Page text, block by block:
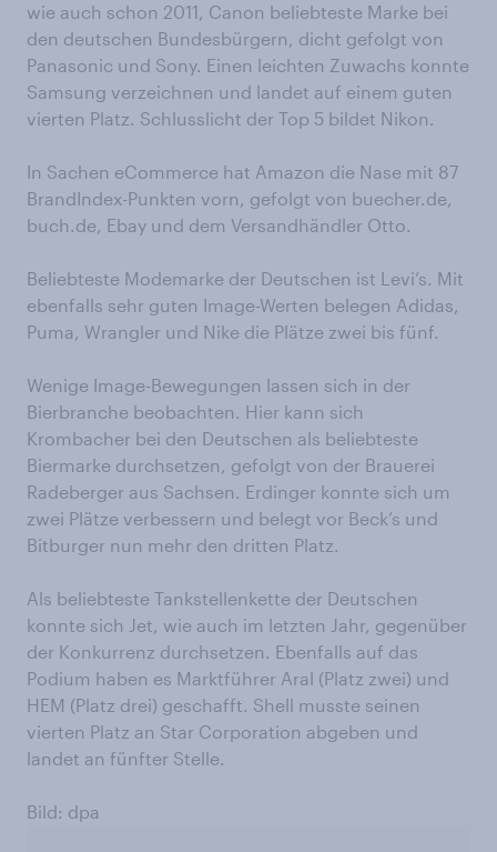
wie auch schon 2011, Canon beliebteste Marke bei
den deutschen Bundesbürgern, dicht gefolgt von
Panasonic und Sony. Einen leichten Zuwachs konnte
Samsung verzeichnen und landet auf einem guten
vierten Platz. Schlusslicht der Top 5 bildet Nikon.
In Sachen eCommerce hat Amazon die Nase mit 87
BrandIndex-Punkten vorn, gefolgt von buecher.de,
buch.de, Ebay und dem Versandhändler Otto.
Beliebteste Modemarke der Deutschen ist Levi’s. Mit
ebenfalls sehr guten Image-Werten belegen Adidas,
Puma, Wrangler und Nike die Plätze zwei bis fünf.
Wenige Image-Bewegungen lassen sich in der
Bierbranche beobachten. Hier kann sich
Krombacher bei den Deutschen als beliebteste
Biermarke durchsetzen, gefolgt von der Brauerei
Radeberger aus Sachsen. Erdinger konnte sich um
zwei Plätze verbessern und belegt vor Beck’s und
Bitburger nun mehr den dritten Platz.
Als beliebteste Tankstellenkette der Deutschen
konnte sich Jet, wie auch im letzten Jahr, gegenüber
der Konkurrenz durchsetzen. Ebenfalls auf das
Podium haben es Marktführer Aral (Platz zwei) und
HEM (Platz drei) geschafft. Shell musste seinen
vierten Platz an Star Corporation abgeben und
landet an fünfter Stelle.
Bild: dpa